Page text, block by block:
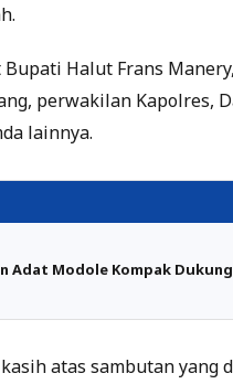
Halut Frans
perwakilan Kapolres,
lainnya.
Adat Modole Kompak
atas sambutan yang